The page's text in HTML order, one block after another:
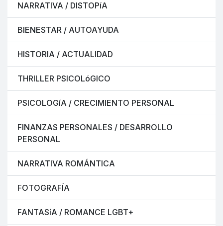
NARRATIVA / DISTOPíA
BIENESTAR / AUTOAYUDA
HISTORIA / ACTUALIDAD
THRILLER PSICOLóGICO
PSICOLOGíA / CRECIMIENTO PERSONAL
FINANZAS PERSONALES / DESARROLLO
PERSONAL
NARRATIVA ROMÁNTICA
FOTOGRAFÍA
FANTASíA / ROMANCE LGBT+